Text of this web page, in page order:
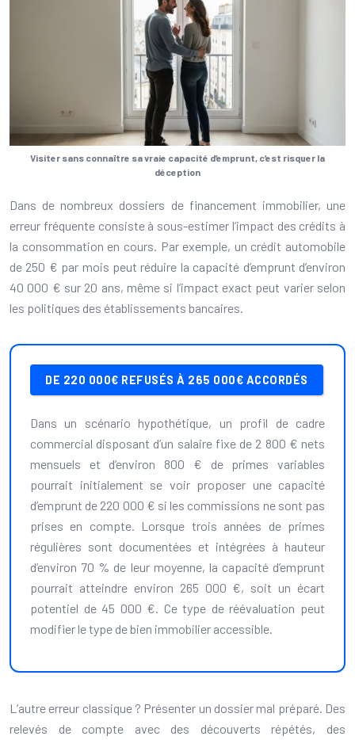
Visiter sans connaître sa vraie capacité d’emprunt, c’est risquer la
déception
Dans de nombreux dossiers de financement immobilier, une
erreur fréquente consiste à sous-estimer l’impact des crédits à
la consommation en cours. Par exemple, un crédit automobile
de 250 € par mois peut réduire la capacité d’emprunt d’environ
40 000 € sur 20 ans, même si l’impact exact peut varier selon
les politiques des établissements bancaires.
DE 220 000€ REFUSÉS À 265 000€ ACCORDÉS
Dans un scénario hypothétique, un profil de cadre
commercial disposant d’un salaire fixe de 2 800 € nets
mensuels et d’environ 800 € de primes variables
pourrait initialement se voir proposer une capacité
d’emprunt de 220 000 € si les commissions ne sont pas
prises en compte. Lorsque trois années de primes
régulières sont documentées et intégrées à hauteur
d’environ 70 % de leur moyenne, la capacité d’emprunt
pourrait atteindre environ 265 000 €, soit un écart
potentiel de 45 000 €. Ce type de réévaluation peut
modifier le type de bien immobilier accessible.
L’autre erreur classique ? Présenter un dossier mal préparé. Des
relevés de compte avec des découverts répétés, des